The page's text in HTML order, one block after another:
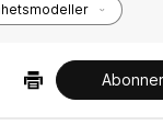
Abonner